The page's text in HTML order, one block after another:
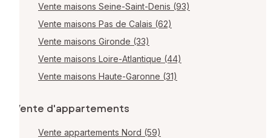
Vente maisons Seine-Saint-Denis (93)
Vente maisons Pas de Calais (62)
Vente maisons Gironde (33)
Vente maisons Loire-Atlantique (44)
Vente maisons Haute-Garonne (31)
Vente d'appartements
Vente appartements Nord (59)